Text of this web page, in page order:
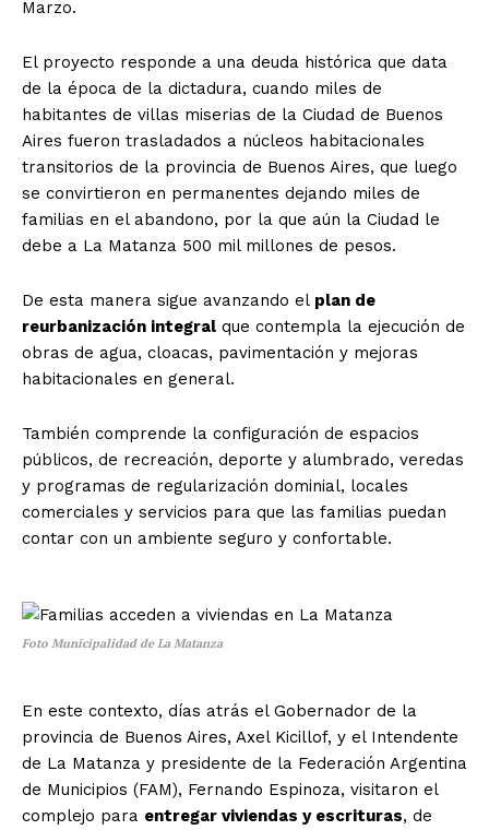
Marzo.
El proyecto responde a una deuda histórica que data
de la época de la dictadura, cuando miles de
habitantes de villas miserias de la Ciudad de Buenos
Aires fueron trasladados a núcleos habitacionales
transitorios de la provincia de Buenos Aires, que luego
se convirtieron en permanentes dejando miles de
familias en el abandono, por la que aún la Ciudad le
debe a La Matanza 500 mil millones de pesos.
De esta manera sigue avanzando el plan de
reurbanización integral que contempla la ejecución de
obras de agua, cloacas, pavimentación y mejoras
habitacionales en general.
También comprende la configuración de espacios
públicos, de recreación, deporte y alumbrado, veredas
y programas de regularización dominial, locales
comerciales y servicios para que las familias puedan
contar con un ambiente seguro y confortable.
Foto Municipalidad de La Matanza
En este contexto, días atrás el Gobernador de la
provincia de Buenos Aires, Axel Kicillof, y el Intendente
de La Matanza y presidente de la Federación Argentina
de Municipios (FAM), Fernando Espinoza, visitaron el
complejo para entregar viviendas y escrituras, de